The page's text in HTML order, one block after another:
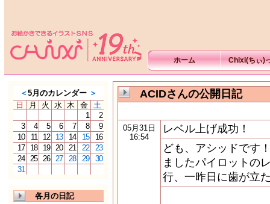
ホーム Chixi(ちぃ)
＜5月のカレンダー ＞
日
月 火 水 木 金 土
1
2
3
4 5 6 7 8
9
10
11 12 13 14 15
16
17
18 19 20 21 22
23
24 25 26 27 28 29
30
31
各月の日記
ACIDさんの公開日記
05月31日
16:54
レベル上げ成功！
ども、アシッドです
ましたパイロットの
行、一昨日に歯が立